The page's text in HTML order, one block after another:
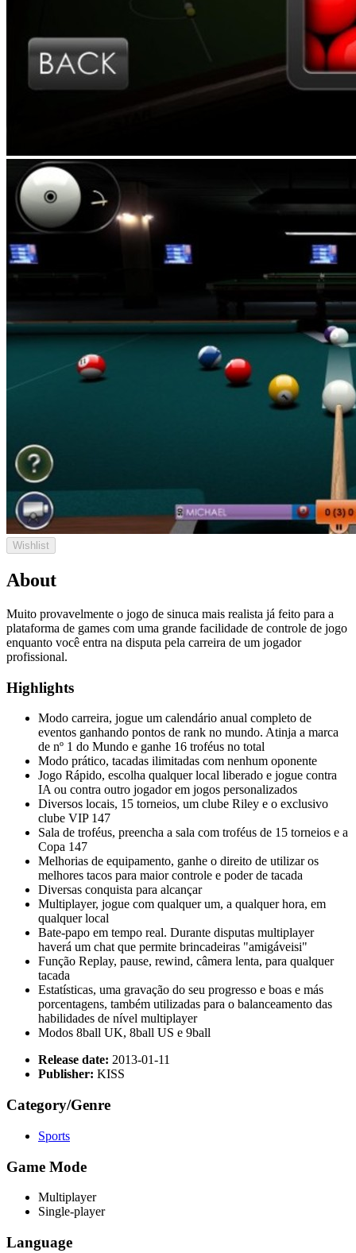
Wishlist
About
Muito provavelmente o jogo de sinuca mais realista já feito para a
plataforma de games com uma grande facilidade de controle de jogo
enquanto você entra na disputa pela carreira de um jogador
profissional.
Highlights
Modo carreira, jogue um calendário anual completo de
eventos ganhando pontos de rank no mundo. Atinja a marca
de nº 1 do Mundo e ganhe 16 troféus no total
Modo prático, tacadas ilimitadas com nenhum oponente
Jogo Rápido, escolha qualquer local liberado e jogue contra
IA ou contra outro jogador em jogos personalizados
Diversos locais, 15 torneios, um clube Riley e o exclusivo
clube VIP 147
Sala de troféus, preencha a sala com troféus de 15 torneios e a
Copa 147
Melhorias de equipamento, ganhe o direito de utilizar os
melhores tacos para maior controle e poder de tacada
Diversas conquista para alcançar
Multiplayer, jogue com qualquer um, a qualquer hora, em
qualquer local
Bate-papo em tempo real. Durante disputas multiplayer
haverá um chat que permite brincadeiras "amigáveisi"
Função Replay, pause, rewind, câmera lenta, para qualquer
tacada
Estatísticas, uma gravação do seu progresso e boas e más
porcentagens, também utilizadas para o balanceamento das
habilidades de nível multiplayer
Modos 8ball UK, 8ball US e 9ball
Release date: 2013-01-11
Publisher: KISS
Category/Genre
Sports
Game Mode
Multiplayer
Single-player
Language